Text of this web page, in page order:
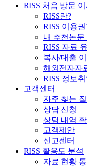
RISS 처음 방문
RISS란?
RISS 이용
내 추천논문
RISS 자료
복사/대출
해외전자자
RISS 정보
고객센터
자주 찾는
상담 신청
상담 내역
고객제안
신고센터
RISS 활용도 분석
자료 현황 통